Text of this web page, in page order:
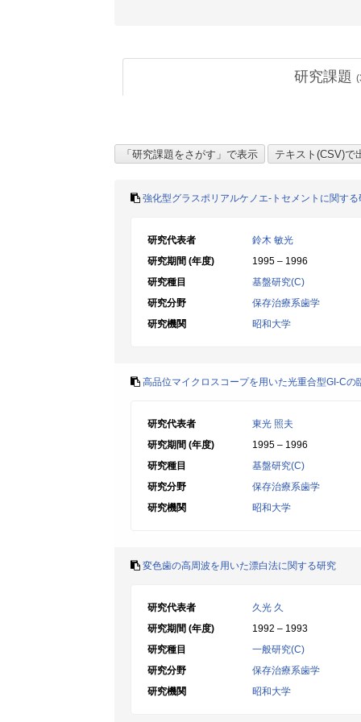
研究課題 (
強化型グラスポリアルケノエ-トセメントに関する
研究代表者
鈴木 敏光
研究期間 (年度)
1995 – 1996
研究種目
基盤研究(C)
研究分野
保存治療系歯学
研究機関
昭和大学
高品位マイクロスコープを用いた光重合型GI-Cの
研究代表者
東光 照夫
研究期間 (年度)
1995 – 1996
研究種目
基盤研究(C)
研究分野
保存治療系歯学
研究機関
昭和大学
変色歯の高周波を用いた漂白法に関する研究
研究代表者
久光 久
研究期間 (年度)
1992 – 1993
研究種目
一般研究(C)
研究分野
保存治療系歯学
研究機関
昭和大学